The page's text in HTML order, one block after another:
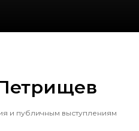
и публичным выступлениям